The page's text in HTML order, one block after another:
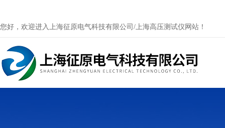
您好，欢迎进入上海征原电气科技有限公司/上海高压测试仪网站！